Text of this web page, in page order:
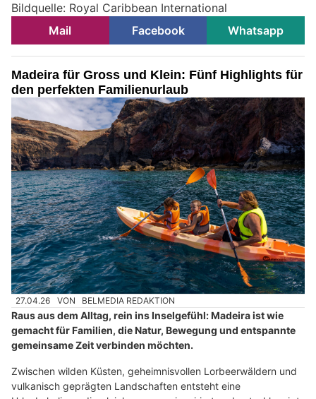
Bildquelle: Royal Caribbean International
Mail
Facebook Whatsapp
Madeira für Gross und Klein: Fünf Highlights für
den perfekten Familienurlaub
27.04.26 VON BELMEDIA REDAKTION
Raus aus dem Alltag, rein ins Inselgefühl: Madeira ist wie
gemacht für Familien, die Natur, Bewegung und entspannte
gemeinsame Zeit verbinden möchten.
Zwischen wilden Küsten, geheimnisvollen Lorbeerwäldern und
vulkanisch geprägten Landschaften entsteht eine